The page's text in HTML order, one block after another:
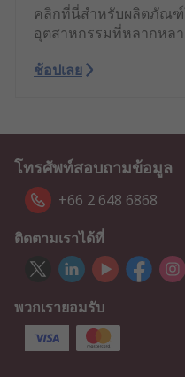
คลิกที่นี่สำหรับผลิตภัณ
อุตสาหกรรมที่หลากหล
ช้อปเลย
โทรศัพท์สอบถามข้อมูล
+66 2 648 6868
ติดตามเราได้ที่
พวกเรายอมรับ